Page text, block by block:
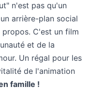
n'est pas qu'un
arrière-plan social
C'est un film
et de la
Un régal pour les
de l'animation
famille !